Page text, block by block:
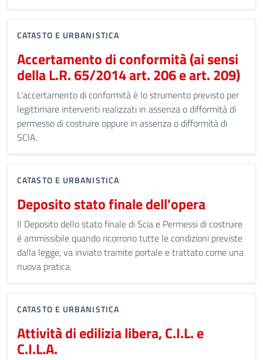
CATASTO E URBANISTICA
Accertamento di conformità (ai sensi
della L.R. 65/2014 art. 206 e art. 209)
L'accertamento di conformità è lo strumento previsto per
legittimare interventi realizzati in assenza o difformità di
permesso di costruire oppure in assenza o difformità di
SCIA.
CATASTO E URBANISTICA
Deposito stato finale dell'opera
Il Deposito dello stato finale di Scia e Permessi di costruire
è ammissibile quando ricorrono tutte le condizioni previste
dalla legge, va inviato tramite portale e trattato come una
nuova pratica.
CATASTO E URBANISTICA
Attività di edilizia libera, C.I.L. e
C.I.L.A.